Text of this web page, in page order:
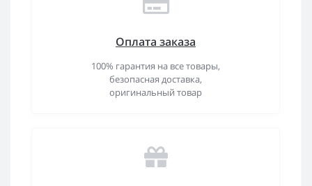
Оплата заказа
100% гарантия на все товары,
безопасная доставка,
оригинальный товар